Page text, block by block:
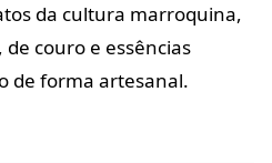
da cultura marroquina,
couro e essências
de forma artesanal.